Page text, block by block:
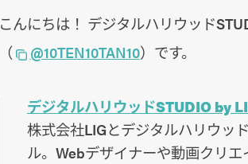
こんにちは！ デジタルハリウッド
（
@10TEN10TAN10）です。
デジタルハリウッドSTUDIO by
株式会社LIGとデジタルハリウッ
ル。Webデザイナーや動画クリ